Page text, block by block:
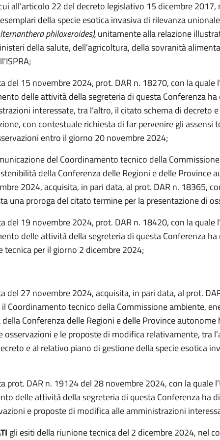
all’articolo 22 del decreto legislativo 15 dicembre 2017,
della specie esotica invasiva di rilevanza
philoxeroides),unitamente alla relazione
della salute, dell’agricoltura, della sovranità
del 15 novembre 2024, prot. DAR n. 18270, con la quale
delle attività della segreteria di questa Conferenza
interessate, tra l’altro, il citato schema di decreto
con contestuale richiesta di far pervenire gli assensi
entro il giorno 20 novembre 2024;
del Coordinamento tecnico della
della Conferenza delle Regioni e delle Province
2024, acquisita, in pari data, al prot. DAR n. 18365,
una proroga del citato termine per la presentazione di
del 19 novembre 2024, prot. DAR n. 18420, con la quale
delle attività della segreteria di questa Conferenza
tecnica per il giorno 2 dicembre 2024;
del 27 novembre 2024, acquisita, in pari data, al prot.
Coordinamento tecnico della Commissione ambiente,
Conferenza delle Regioni e delle Province autonome
osservazioni e le proposte di modifica relativamente, tra
e al relativo piano di gestione della specie esotica
prot. DAR n. 19124 del 28 novembre 2024, con la quale
delle attività della segreteria di questa Conferenza ha
e proposte di modifica alle amministrazioni
gli esiti della riunione tecnica del 2 dicembre 2024, nel